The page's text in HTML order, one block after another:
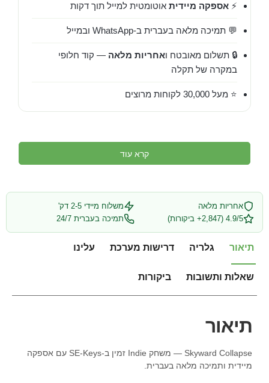
⚡ אספקה מיידית אוטומטית למייל תוך דקות
💬 תמיכה מלאה בעברית ב-WhatsApp ובמייל
🔒 תשלום מאובטח ואחריות מלאה — קוד חלופי
במקרה של תקלה
⭐ מעל 30,000 לקוחות מרוצים
קרא עוד
אחריות מלאה
משלוח מיידי 2-5 דק'
4.9/5 (2,847+ ביקורות)
תמיכה בעברית 24/7
תיאור גלריה דרישות מערכת עלינו
שאלות ותשובות ביקורות
תיאור
Skyward Collapse — משחק Indie זמין ב-SE-Keys עם אספקה
מיידית ותמיכה מלאה בעברית.